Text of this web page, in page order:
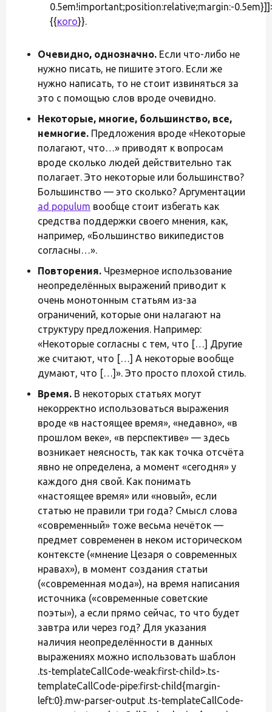
0.5em!important;position:relative;margin:-
{{кого}}.
Очевидно, однозначно. Если что-либо не
нужно писать, не пишите этого. Если же
нужно написать, то не стоит извиняться за
это с помощью слов вроде очевидно.
Некоторые, многие, большинство, все,
немногие. Предложения вроде «Некоторые
полагают, что…» приводят к вопросам
вроде сколько людей действительно так
полагает. Это некоторые или большинство?
Большинство — это сколько? Аргументации
ad populum вообще стоит избегать как
средства поддержки своего мнения, как,
например, «Большинство википедистов
согласны…».
Повторения. Чрезмерное использование
неопределённых выражений приводит к
очень монотонным статьям из-за
ограничений, которые они налагают на
структуру предложения. Например:
«Некоторые согласны с тем, что […] Другие
же считают, что […] А некоторые вообще
думают, что […]». Это просто плохой стиль.
Время. В некоторых статьях могут
некорректно использоваться выражения
вроде «в настоящее время», «недавно», «в
прошлом веке», «в перспективе» — здесь
возникает неясность, так как точка отсчёта
явно не определена, а момент «сегодня» у
каждого дня свой. Как понимать
«настоящее время» или «новый», если
статью не правили три года? Смысл слова
«современный» тоже весьма нечёток —
предмет современен в неком историческом
контексте («мнение Цезаря о современных
нравах»), в момент создания статьи
(«современная мода»), на время написания
источника («современные советские
поэты»), а если прямо сейчас, то что будет
завтра или через год? Для указания
наличия неопределённости в данных
выражениях можно использовать шаблон
.ts-templateCallCode-weak:first-child>.ts-
templateCallCode-pipe:first-child{margin-
left:0}.mw-parser-output .ts-templateCallCode-